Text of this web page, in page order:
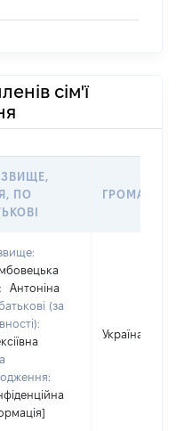
сім'ї
ПО
Антоніна
(за
Україна